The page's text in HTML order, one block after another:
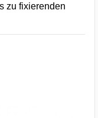
zu fixierenden